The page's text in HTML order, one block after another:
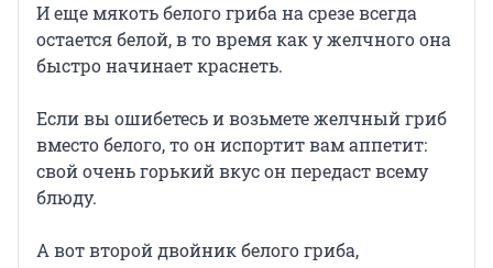
И еще мякоть белого гриба на срезе всегда
остается белой, в то время как у желчного она
быстро начинает краснеть.
Если вы ошибетесь и возьмете желчный гриб
вместо белого, то он испортит вам аппетит:
свой очень горький вкус он передаст всему
блюду.
А вот второй двойник белого гриба,